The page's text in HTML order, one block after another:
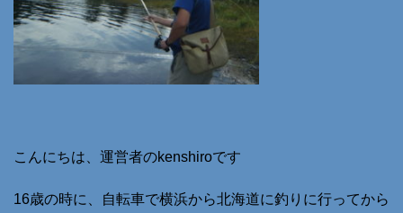
こんにちは、運営者のkenshiroです
16歳の時に、自転車で横浜から北海道に釣りに行ってから